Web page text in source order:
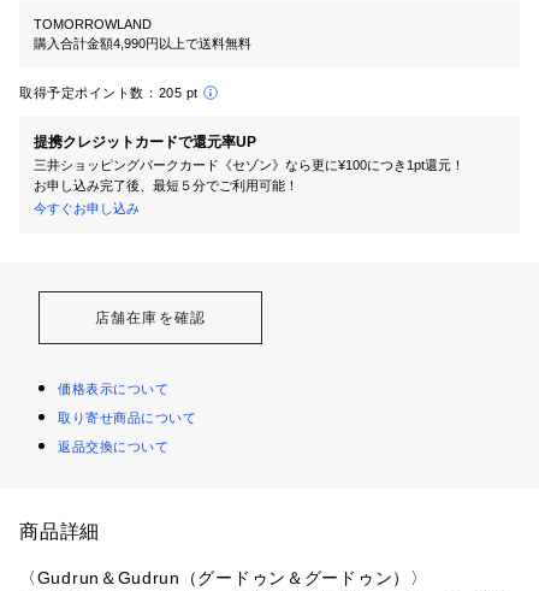
TOMORROWLAND
購入合計金額4,990円以上で送料無料
取得予定ポイント数： 205 pt
提携クレジットカードで還元率UP
三井ショッピングパークカード《セゾン》なら更に¥100につき1pt還元！
お申し込み完了後、最短５分でご利用可能！
今すぐお申し込み
店舗在庫を確認
価格表示について
取り寄せ商品について
返品交換について
商品詳細
〈Gudrun＆Gudrun（グードゥン＆グードゥン）〉